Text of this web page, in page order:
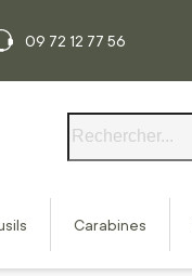
09 72 12 77 56
Carabines